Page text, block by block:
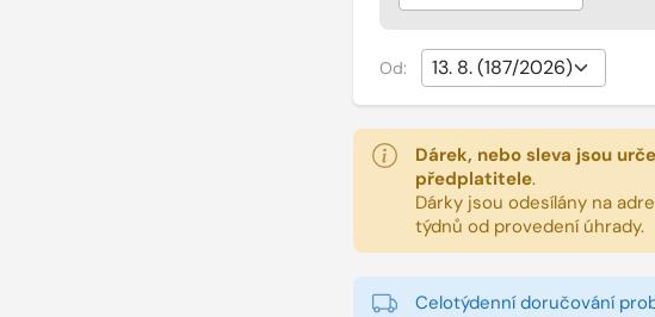
Od:
Dárek, nebo sleva jsou
předplatitele.
Dárky jsou odesílány na
týdnů od provedení úhrady.
Celotýdenní doručování